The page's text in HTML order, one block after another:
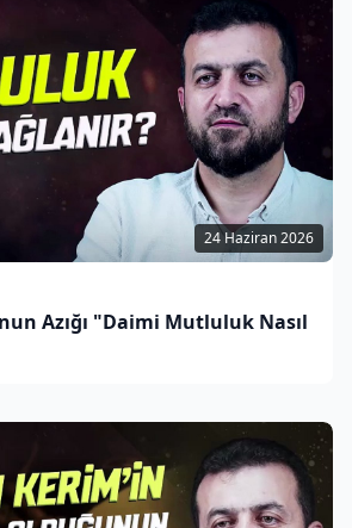
24 Haziran 2026
Azığı "Daimi Mutluluk Nasıl